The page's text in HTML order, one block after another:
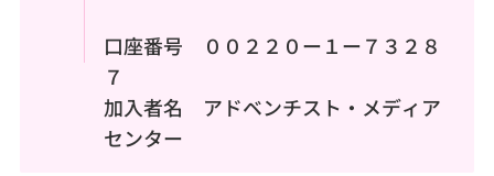
口座番号 ００２２０ー１ー７３２８
７
加入者名 アドベンチスト・メディア
センター